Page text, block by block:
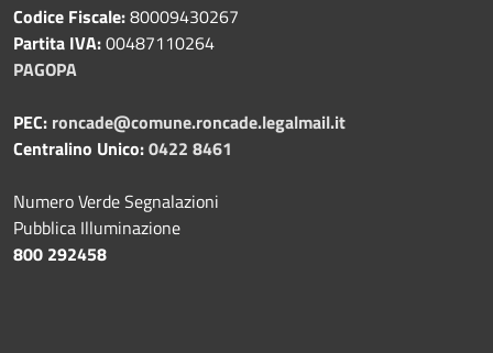
Codice Fiscale:80009430267
Partita IVA:00487110264
PAGOPA
PEC: roncade@comune.roncade.legalmail.it
Centralino Unico:0422 8461
Numero Verde Segnalazioni
Pubblica Illuminazione
800 292458